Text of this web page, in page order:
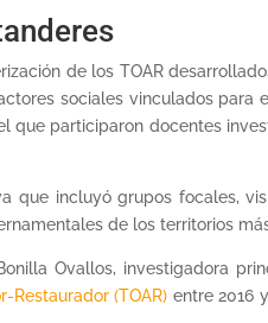
de los TOAR
sociales vinculados para
participaron docentes
que incluyó grupos focales,
de los territorios
Ovallos, investigadora
Restaurador (TOAR) entre 2016